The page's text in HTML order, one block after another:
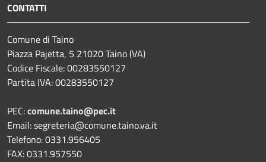
CONTATTI
Comune di Taino
Piazza Pajetta, 5 21020 Taino (VA)
Codice Fiscale: 00283550127
Partita IVA: 00283550127
PEC:comune.taino@pec.it
Email: segreteria@comune.taino.va.it
Telefono: 0331.956405
FAX: 0331.957550